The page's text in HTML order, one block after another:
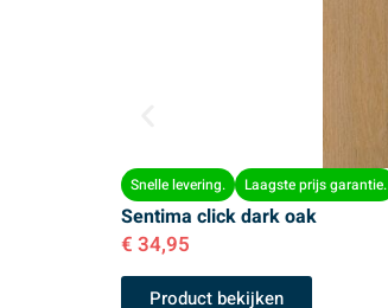
Snelle levering. Laagste prijs garantie.
Sentima click dark oak
€ 34,95
Product bekijken